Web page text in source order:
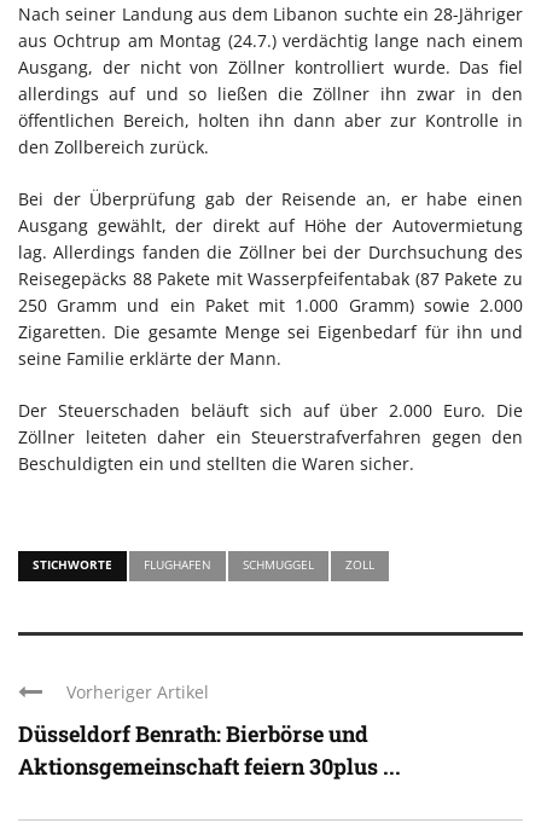
Nach seiner Landung aus dem Libanon suchte ein 28-Jähriger
aus Ochtrup am Montag (24.7.) verdächtig lange nach einem
Ausgang, der nicht von Zöllner kontrolliert wurde. Das fiel
allerdings auf und so ließen die Zöllner ihn zwar in den
öffentlichen Bereich, holten ihn dann aber zur Kontrolle in
den Zollbereich zurück.
Bei der Überprüfung gab der Reisende an, er habe einen
Ausgang gewählt, der direkt auf Höhe der Autovermietung
lag. Allerdings fanden die Zöllner bei der Durchsuchung des
Reisegepäcks 88 Pakete mit Wasserpfeifentabak (87 Pakete zu
250 Gramm und ein Paket mit 1.000 Gramm) sowie 2.000
Zigaretten. Die gesamte Menge sei Eigenbedarf für ihn und
seine Familie erklärte der Mann.
Der Steuerschaden beläuft sich auf über 2.000 Euro. Die
Zöllner leiteten daher ein Steuerstrafverfahren gegen den
Beschuldigten ein und stellten die Waren sicher.
STICHWORTE FLUGHAFEN SCHMUGGEL ZOLL
Vorheriger Artikel
Düsseldorf Benrath: Bierbörse und
Aktionsgemeinschaft feiern 30plus ...